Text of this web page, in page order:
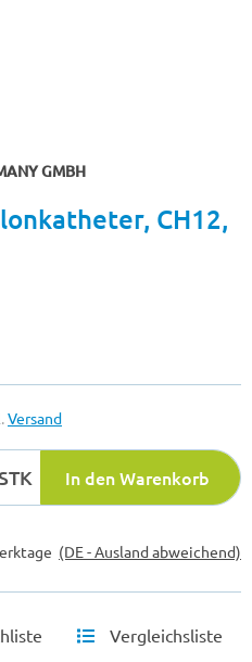
GMBH
CH12,
Versand
In den Warenkorb
(DE - Ausland abweichend)
Vergleichsliste